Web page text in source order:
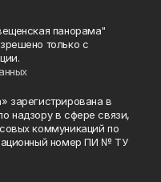
панорама"
только с
зарегистрирована в
надзору в сфере связи,
коммуникаций по
номер ПИ № ТУ